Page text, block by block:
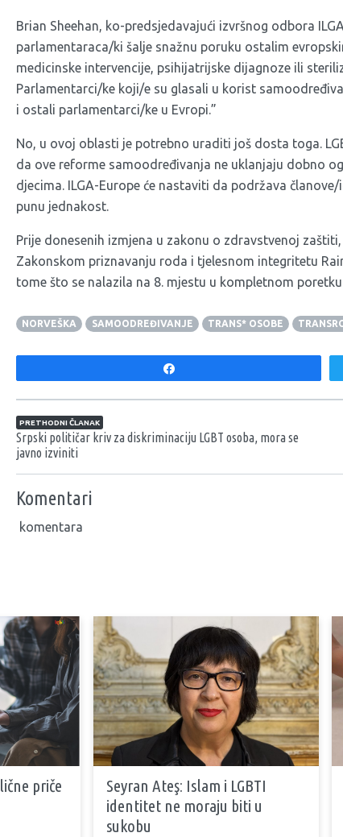
Brian Sheehan, ko-predsjedavajući izvršnog odbora
parlamentaraca/ki šalje snažnu poruku ostalim
medicinske intervencije, psihijatrijske dijagnoze ili
Parlamentarci/ke koji/e su glasali u korist
i ostali parlamentarci/ke u Evropi.”
No, u ovoj oblasti je potrebno uraditi još dosta toga.
da ove reforme samoodređivanja ne uklanjaju dobno
djecima. ILGA-Europe će nastaviti da podržava
punu jednakost.
Prije donesenih izmjena u zakonu o zdravstvenoj
Zakonskom priznavanju roda i tjelesnom integritetu
tome što se nalazila na 8. mjestu u kompletnom
NORVEŠKA SAMOODREĐIVANJE TRANS* OSOBE
Navigacija članaka
PRETHODNI ČLANAK
Srpski političar kriv za diskriminaciju LGBT osoba, mora se
javno izviniti
Komentari
komentara
priče
Seyran Ateş: Islam i LGBTI
identitet ne moraju biti u
sukobu